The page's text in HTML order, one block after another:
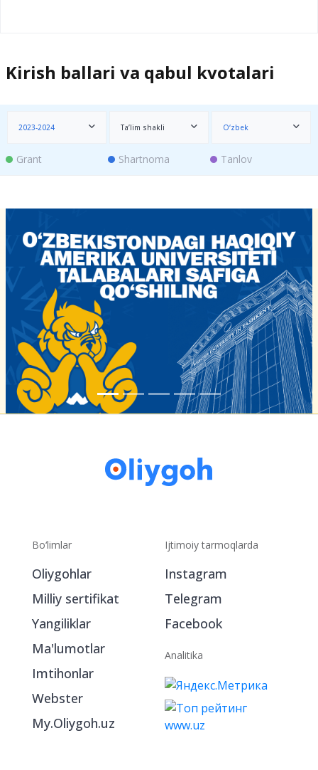
Kirish ballari va qabul kvotalari
2023-2024 Ta’lim shakli O‘zbek
Grant Shartnoma Tanlov
Bo‘limlar
Oliygohlar
Milliy sertifikat
Yangiliklar
Ma'lumotlar
Imtihonlar
Webster
My.Oliygoh.uz
Ijtimoiy tarmoqlarda
Instagram
Telegram
Facebook
Analitika